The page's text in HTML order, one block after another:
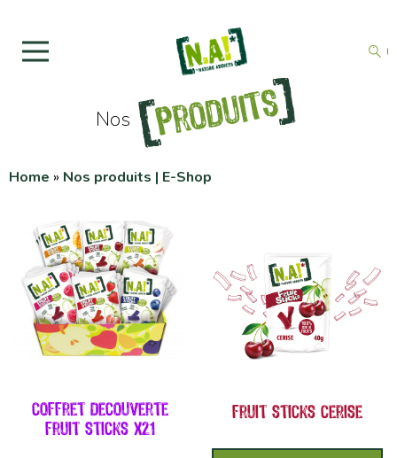
Nos Produits
Home » Nos produits | E-Shop
coffret decouverte
fruit sticks x21
fruit sticks cerise